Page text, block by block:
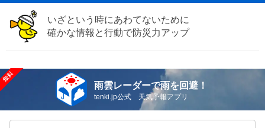
いざという時にあわてないために
確かな情報と行動で防災力アップ
雨雲レーダーで雨を回避！
tenki.jp公式 天気予報アプリ